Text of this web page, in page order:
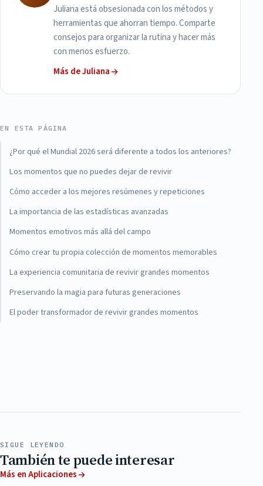
Juliana está obsesionada con los métodos y
herramientas que ahorran tiempo. Comparte
consejos para organizar la rutina y hacer más
con menos esfuerzo.
Más de Juliana
EN ESTA PÁGINA
¿Por qué el Mundial 2026 será diferente a todos los anteriores?
Los momentos que no puedes dejar de revivir
Cómo acceder a los mejores resúmenes y repeticiones
La importancia de las estadísticas avanzadas
Momentos emotivos más allá del campo
Cómo crear tu propia colección de momentos memorables
La experiencia comunitaria de revivir grandes momentos
Preservando la magia para futuras generaciones
El poder transformador de revivir grandes momentos
SIGUE LEYENDO
También te puede interesar
Más en Aplicaciones